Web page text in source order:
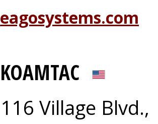
eagosystems.com
KOAMTAC
116 Village Blvd.,